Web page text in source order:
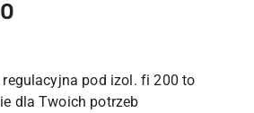
regulacyjna pod izol. fi 200 to
dla Twoich potrzeb